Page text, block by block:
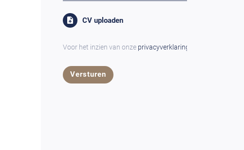
CV uploaden
Voor het inzien van onze privacyverklaring